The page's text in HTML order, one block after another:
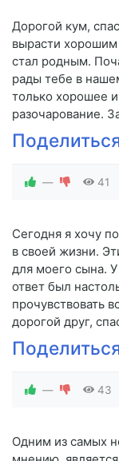
Дорогой кум,
вырасти хорошим
стал родным.
рады тебе в
только хорошее
разочарование.
— 41
Сегодня я хочу
в своей жизни.
для моего сына.
ответ был
прочувствовать
дорогой друг,
— 43
Одним из самых